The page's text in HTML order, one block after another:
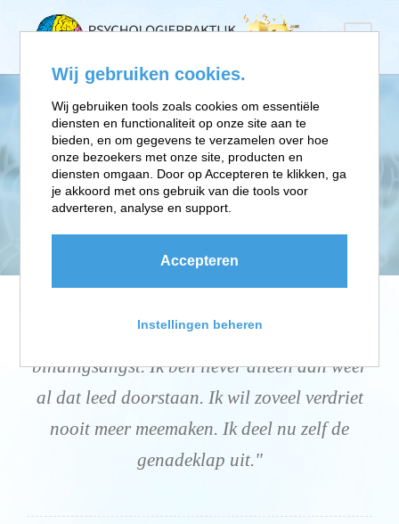
BINDINGSANGST
Je bent bang om je aan iemand te binden of
te hechten, bang om uiteindelijk afgewezen
"Sinds mijn relatiebreuk heb ik
bindingsangst. Ik ben liever alleen dan weer
al dat leed doorstaan. Ik wil zoveel verdriet
nooit meer meemaken. Ik deel nu zelf de
genadeklap uit."
Wij gebruiken cookies.
Wij gebruiken tools zoals cookies om essentiële
diensten en functionaliteit op onze site aan te
bieden, en om gegevens te verzamelen over hoe
onze bezoekers met onze site, producten en
diensten omgaan. Door op Accepteren te klikken, ga
je akkoord met ons gebruik van die tools voor
adverteren, analyse en support.
Accepteren
Instellingen beheren